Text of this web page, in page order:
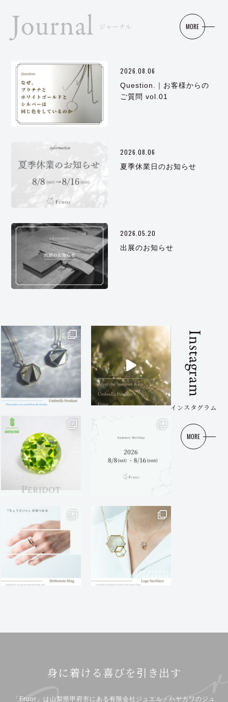
Journal ジャーナル
2026.08.06
Question.｜お客様からの
ご質問 vol.01
2026.08.06
夏季休業日のお知らせ
2026.05.20
出展のお知らせ
MORE
Instagram
インスタグラム
MORE
身に着ける喜びを引き出す
「Fruor」は山梨県甲府市にある有限会社ジュエル・ハヤカワのジュ